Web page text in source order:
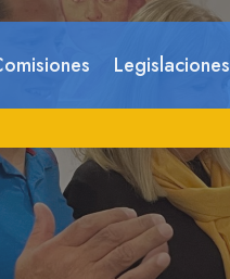
Legislaciones